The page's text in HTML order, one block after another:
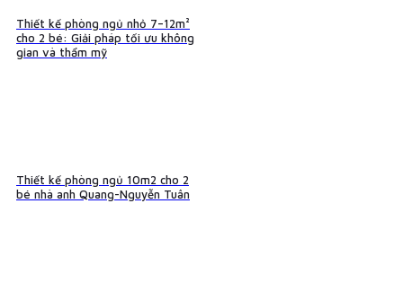
Thiết kế phòng ngủ nhỏ 7–12m²
cho 2 bé: Giải pháp tối ưu không
gian và thẩm mỹ
Thiết kế phòng ngủ 10m2 cho 2
bé nhà anh Quang-Nguyễn Tuân